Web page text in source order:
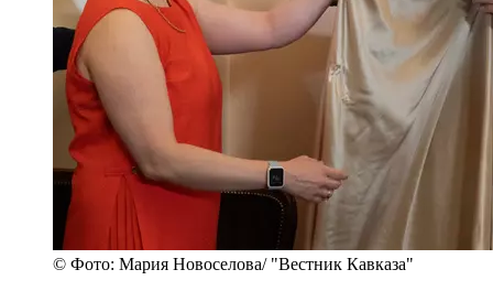
© Фото: Мария Новоселова/ "Вестник Кавказа"